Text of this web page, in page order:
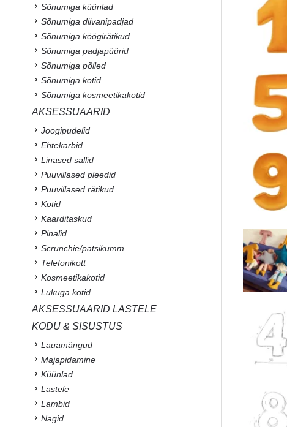
Sõnumiga küünlad
Sõnumiga diivanipadjad
Sõnumiga köögirätikud
Sõnumiga padjapüürid
Sõnumiga põlled
Sõnumiga kotid
Sõnumiga kosmeetikakotid
AKSESSUAARID
Joogipudelid
Ehtekarbid
Linased sallid
Puuvillased pleedid
Puuvillased rätikud
Kotid
Kaarditaskud
Pinalid
Scrunchie/patsikumm
Telefonikott
Kosmeetikakotid
Lukuga kotid
AKSESSUAARID LASTELE
KODU & SISUSTUS
Lauamängud
Majapidamine
Küünlad
Lastele
Lambid
Nagid